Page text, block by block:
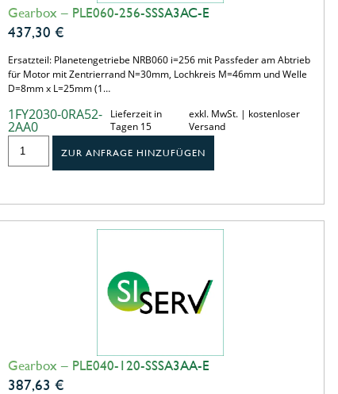
Gearbox – PLE060-256-SSSA3AC-E
437,30 €
Ersatzteil: Planetengetriebe NRB060 i=256 mit Passfeder am Abtrieb
für Motor mit Zentrierrand N=30mm, Lochkreis M=46mm und Welle
D=8mm x L=25mm (1…
1FY2030-0RA52-
2AA0
Lieferzeit in
Tagen 15
exkl. MwSt. | kostenloser
Versand
ZUR ANFRAGE HINZUFÜGEN
Gearbox – PLE040-120-SSSA3AA-E
387,63 €